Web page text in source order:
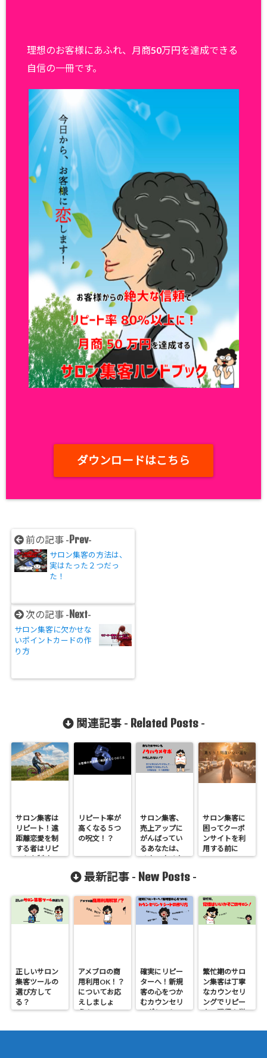
理想のお客様にあふれ、月商50万円を達成できる
自信の一冊です。
ダウンロードはこちら
前の記事 - Prev-
サロン集客の方法は、
実はたった２つだっ
た！
次の記事 - Next-
サロン集客に欠かせな
いポイントカードの作
り方
関連記事 - Related Posts-
サロン集客は
リピート！遠
距離恋愛を制
する者はリピ
ートを制す
リピート率が
高くなる５つ
の呪文！？
サロン集客、
売上アップに
がんばってい
るあなたは、
ノウハウメタ
れない！？解
はじめるたっ
た１つのこと
サロン集客に
困ってクーポ
ンサイトを利
用する前に
最新記事 - New Posts -
正しいサロン
集客ツールの
選び方して
る？
アメブロの商
用利用OK！？
についてお応
えしましょ
う！
確実にリピー
ターへ！新規
客の心をつか
むカウンセリ
ングシートの
繁忙期のサロ
ン集客は丁寧
なカウンセリ
ングでリピー
ター獲得！覚
そこのサロン